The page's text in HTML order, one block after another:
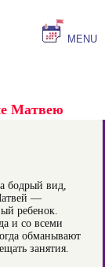
MENU
Матвею
бодрый вид,
—
ребенок.
и со всеми
обманывают
занятия.